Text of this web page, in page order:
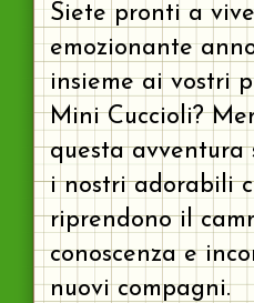
Siete pronti a
emozionante
insieme ai vostri
Mini Cuccioli?
questa avventura
i nostri adorabili
riprendono il
conoscenza e
nuovi compagni.